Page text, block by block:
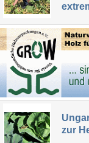
zur